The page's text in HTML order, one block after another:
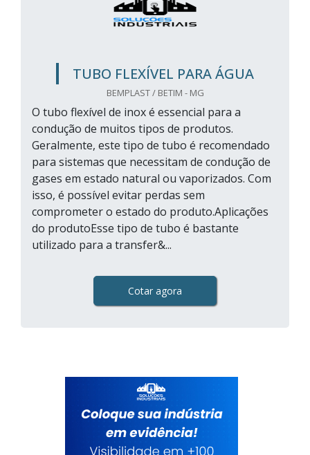
TUBO FLEXÍVEL PARA ÁGUA
BEMPLAST / BETIM - MG
O tubo flexível de inox é essencial para a
condução de muitos tipos de produtos.
Geralmente, este tipo de tubo é recomendado
para sistemas que necessitam de condução de
gases em estado natural ou vaporizados. Com
isso, é possível evitar perdas sem
comprometer o estado do produto.Aplicações
do produtoEsse tipo de tubo é bastante
utilizado para a transfer&...
Cotar agora